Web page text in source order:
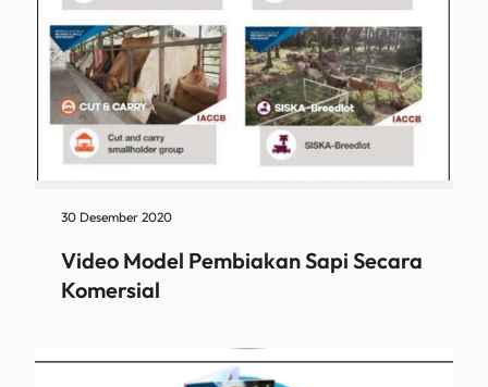
30 Desember 2020
Video Model Pembiakan Sapi Secara
Komersial